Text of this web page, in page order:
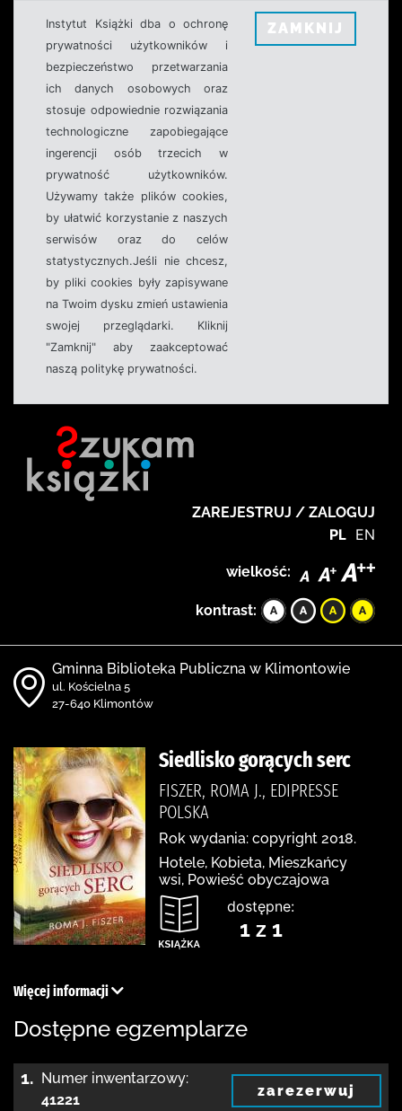
Instytut Książki dba o ochronę
prywatności użytkowników i
bezpieczeństwo przetwarzania
ich danych osobowych oraz
stosuje odpowiednie rozwiązania
technologiczne zapobiegające
ingerencji osób trzecich w
prywatność użytkowników.
Używamy także plików cookies,
by ułatwić korzystanie z naszych
serwisów oraz do celów
statystycznych.Jeśli nie chcesz,
by pliki cookies były zapisywane
na Twoim dysku zmień ustawienia
swojej przeglądarki. Kliknij
"Zamknij" aby zaakceptować
naszą politykę prywatności.
ZAMKNIJ
ZAREJESTRUJ / ZALOGUJ
PL EN
wielkość:
kontrast:
Gminna Biblioteka Publiczna w Klimontowie
ul. Kościelna 5
27-640 Klimontów
Siedlisko gorących serc
FISZER, ROMA J., EDIPRESSE
POLSKA
Rok wydania: copyright 2018.
Hotele, Kobieta, Mieszkańcy
wsi, Powieść obyczajowa
dostępne:
1 z 1
Więcej informacji
Dostępne egzemplarze
1. Numer inwentarzowy:
41221
zarezerwuj